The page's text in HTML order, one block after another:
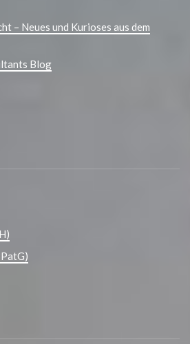
– Neues und Kurioses aus dem
Blog